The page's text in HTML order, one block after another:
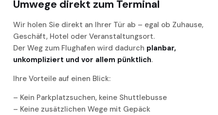
Umwege direkt zum Terminal
Wir holen Sie direkt an Ihrer Tür ab – egal ob Zuhause,
Geschäft, Hotel oder Veranstaltungsort.
Der Weg zum Flughafen wird dadurch planbar,
unkompliziert und vor allem pünktlich.
Ihre Vorteile auf einen Blick:
– Kein Parkplatzsuchen, keine Shuttlebusse
– Keine zusätzlichen Wege mit Gepäck